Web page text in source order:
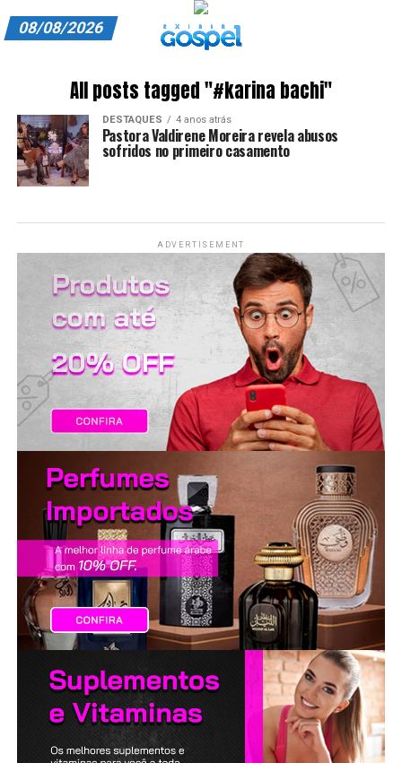
ASSINE
CARRINHO
EDITORIAL
EXPEDIENTE
FINALIZAR COMPRA
HOME
LANÇAMENTOS
08/08/2026
All posts tagged "#karina bachi"
DESTAQUES 4 anos atrás
Pastora Valdirene Moreira revela abusos
sofridos no primeiro casamento
ADVERTISEMENT